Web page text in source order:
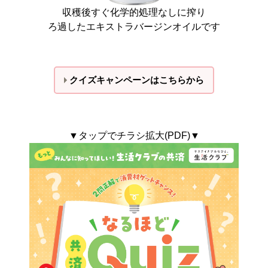
収穫後すぐ化学的処理なしに搾り
ろ過したエキストラバージンオイルです
クイズキャンペーンはこちらから
▼タップでチラシ拡大(PDF)▼